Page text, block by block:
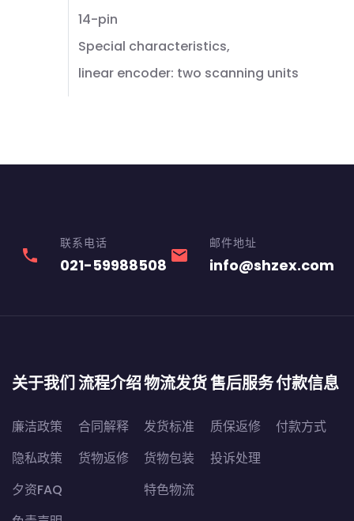
14-pin
Special characteristics,
linear encoder: two scanning units
phone
联系电话
021-59988508 email
邮件地址
info@shzex.com
关于我们
廉洁政策
隐私政策
夕资FAQ
流程介绍
合同解释
货物返修
物流发货
发货标准
货物包装
特色物流
售后服务
质保返修
投诉处理
付款信息
付款方式